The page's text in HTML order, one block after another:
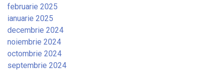
februarie 2025
ianuarie 2025
decembrie 2024
noiembrie 2024
octombrie 2024
septembrie 2024